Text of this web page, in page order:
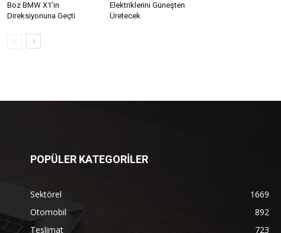
Boz BMW X1’in
Direksiyonuna Geçti
Elektriklerini Güneşten
Üretecek
POPÜLER KATEGORİLER
Sektörel
1669
Otomobil
892
Teslimat
723